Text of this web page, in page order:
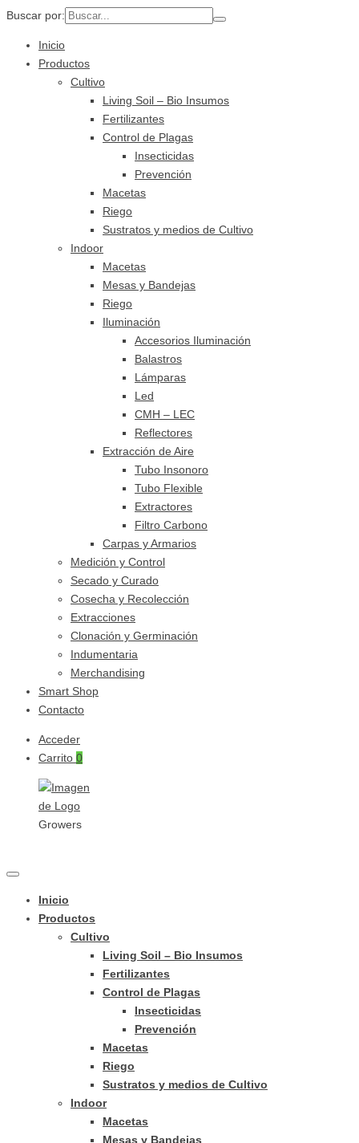
Buscar por:
Inicio
Productos
Cultivo
Living Soil – Bio Insumos
Fertilizantes
Control de Plagas
Insecticidas
Prevención
Macetas
Riego
Sustratos y medios de Cultivo
Indoor
Macetas
Mesas y Bandejas
Riego
Iluminación
Accesorios Iluminación
Balastros
Lámparas
Led
CMH – LEC
Reflectores
Extracción de Aire
Tubo Insonoro
Tubo Flexible
Extractores
Filtro Carbono
Carpas y Armarios
Medición y Control
Secado y Curado
Cosecha y Recolección
Extracciones
Clonación y Germinación
Indumentaria
Merchandising
Smart Shop
Contacto
Acceder
Carrito 0
Growers
Inicio
Productos
Cultivo
Living Soil – Bio Insumos
Fertilizantes
Control de Plagas
Insecticidas
Prevención
Macetas
Riego
Sustratos y medios de Cultivo
Indoor
Macetas
Mesas y Bandejas